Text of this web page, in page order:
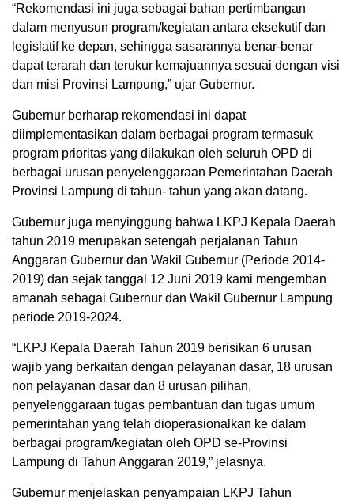
“Rekomendasi ini juga sebagai bahan pertimbangan
dalam menyusun program/kegiatan antara eksekutif dan
legislatif ke depan, sehingga sasarannya benar-benar
dapat terarah dan terukur kemajuannya sesuai dengan visi
dan misi Provinsi Lampung,” ujar Gubernur.
Gubernur berharap rekomendasi ini dapat
diimplementasikan dalam berbagai program termasuk
program prioritas yang dilakukan oleh seluruh OPD di
berbagai urusan penyelenggaraan Pemerintahan Daerah
Provinsi Lampung di tahun- tahun yang akan datang.
Gubernur juga menyinggung bahwa LKPJ Kepala Daerah
tahun 2019 merupakan setengah perjalanan Tahun
Anggaran Gubernur dan Wakil Gubernur (Periode 2014-
2019) dan sejak tanggal 12 Juni 2019 kami mengemban
amanah sebagai Gubernur dan Wakil Gubernur Lampung
periode 2019-2024.
“LKPJ Kepala Daerah Tahun 2019 berisikan 6 urusan
wajib yang berkaitan dengan pelayanan dasar, 18 urusan
non pelayanan dasar dan 8 urusan pilihan,
penyelenggaraan tugas pembantuan dan tugas umum
pemerintahan yang telah dioperasionalkan ke dalam
berbagai program/kegiatan oleh OPD se-Provinsi
Lampung di Tahun Anggaran 2019,” jelasnya.
Gubernur menjelaskan penyampaian LKPJ Tahun